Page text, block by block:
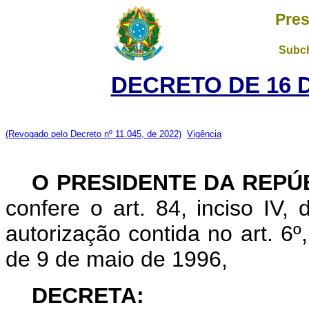
DECRETO DE 16
(Revogado pelo Decreto nº 11.045, de 2022) Vigência
O PRESIDENTE DA
confere o art. 84, inciso IV,
autorização contida no art.
de 9 de maio de 1996,
DECRETA: